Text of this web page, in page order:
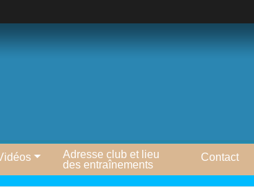
Adresse club et lieu
des entraînements
Contact